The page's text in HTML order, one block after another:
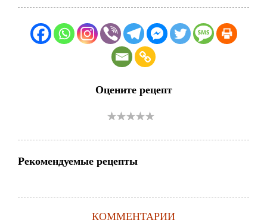
Оцените рецепт
Рекомендуемые рецепты
КОММЕНТАРИИ